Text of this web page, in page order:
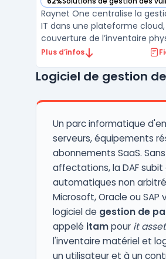
— voir Raynet One dans cette
Raynet One centralise la
IT dans une plateforme
couverture de l’inventaire
virtuel. Ce logiciel permet la
SaaS et cloud, concernant le
Les ...
Plus d’infos
Logiciel de gestion
Un parc informatique
serveurs, équipements
abonnements SaaS.
affectations, la DAF
automatiques non
Microsoft, Oracle ou SAP
logiciel de gestion de
appelé itampour it
l'inventaire matériel et
un utilisateur et à un